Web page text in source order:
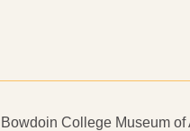
Bowdoin College Museum of